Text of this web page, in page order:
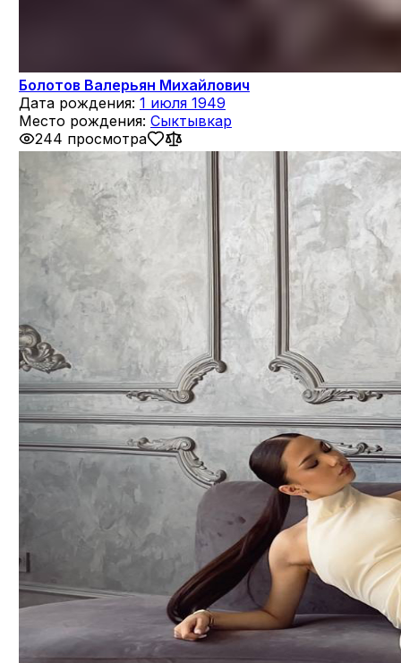
Болотов Валерьян Михайлович
Дата рождения: 1 июля 1949
Место рождения: Сыктывкар
244 просмотра